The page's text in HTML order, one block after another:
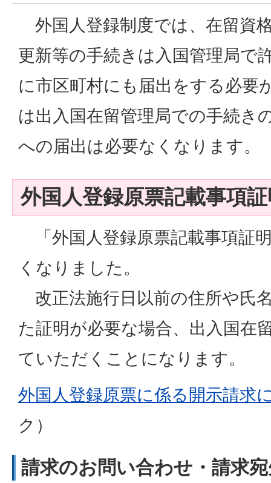
外国人登録制度では、在留資
更新等の手続きは入国管理局で
に市区町村にも届出をする必要
は出入国在留管理局での手続き
への届出は必要なくなります。
外国人登録原票記載事項
「外国人登録原票記載事項証
くなりました。
改正法施行日以前の住所や氏
た証明が必要な場合、出入国在
ていただくことになります。
外国人登録原票に係る開示請求
ク）
請求のお問い合わせ・請求